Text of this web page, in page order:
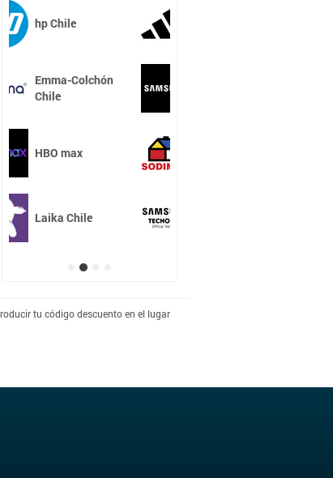
Samsung
Sodimac Chile
Tecno Buy
tu código descuento en el lugar